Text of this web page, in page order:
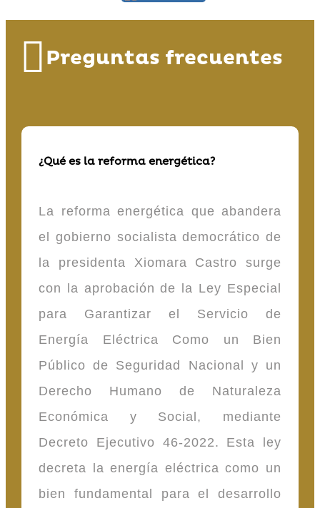
Preguntas frecuentes
¿Qué es la reforma energética?
La reforma energética que abandera
el gobierno socialista democrático de
la presidenta Xiomara Castro surge
con la aprobación de la Ley Especial
para Garantizar el Servicio de
Energía Eléctrica Como un Bien
Público de Seguridad Nacional y un
Derecho Humano de Naturaleza
Económica y Social, mediante
Decreto Ejecutivo 46-2022. Esta ley
decreta la energía eléctrica como un
bien fundamental para el desarrollo